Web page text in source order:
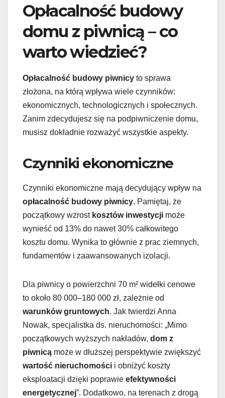
Opłacalność budowy
domu z piwnicą – co
warto wiedzieć?
Opłacalność budowy piwnicy to sprawa
złożona, na którą wpływa wiele czynników:
ekonomicznych, technologicznych i społecznych.
Zanim zdecydujesz się na podpiwniczenie domu,
musisz dokładnie rozważyć wszystkie aspekty.
Czynniki ekonomiczne
Czynniki ekonomiczne mają decydujący wpływ na
opłacalność budowy piwnicy. Pamiętaj, że
początkowy wzrost kosztów inwestycji może
wynieść od 13% do nawet 30% całkowitego
kosztu domu. Wynika to głównie z prac ziemnych,
fundamentów i zaawansowanych izolacji.
Dla piwnicy o powierzchni 70 m² widełki cenowe
to około 80 000–180 000 zł, zależnie od
warunków gruntowych. Jak twierdzi Anna
Nowak, specjalistka ds. nieruchomości: „Mimo
początkowych wyższych nakładów, dom z
piwnicą może w dłuższej perspektywie zwiększyć
wartość nieruchomości i obniżyć koszty
eksploatacji dzięki poprawie efektywności
energetycznej”. Dodatkowo, na terenach z drogą